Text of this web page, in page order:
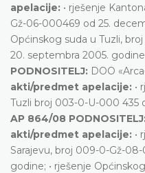
apelacije: • rješenje
Gž-06-000469 od 25.
Općinskog suda u Tuzli,
20. septembra 2005.
PODNOSITELJ: DOO
akti/predmet apelacije: •
Tuzli broj 003-0-U-000 435
AP 864/08
akti/predmet apelacije: •
Sarajevu, broj 009-0-Gž-
godine; • rješenje